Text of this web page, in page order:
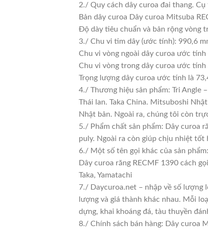
2./ Quy cách dây curoa đai thang. Cụ
Bản dây curoa Dây curoa Mitsuba
Độ dày tiêu chuẩn và bản rộng vòng
3./ Chu vi tim dây (ước tính): 990,6
Chu vi vòng ngoài dây curoa ước tính
Chu vi vòng trong dây curoa ước
Trọng lượng dây curoa ước tính là
4./ Thương hiệu sản phẩm: Tri Angle
Thái lan. Taka China. Mitsuboshi
Nhật bản. Ngoài ra, chúng tôi còn
5./ Phẩm chất sản phẩm: Dây curoa
puly. Ngoài ra còn giúp chịu nhiệt
6./ Một số tên gọi khác của sản phẩm:
Dây curoa răng RECMF 1390 cách
Taka, Yamatachi
7./ Daycuroa.net – nhập về số lượng
lượng và giá thành khác nhau. Mỗi
dựng, khai khoáng đá, tàu thuyền
8./ Chính sách bán hàng: Dây curoa